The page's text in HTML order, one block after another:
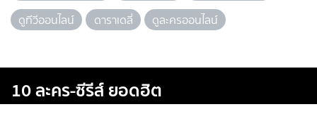
ดูทีวีออนไลน์
ดาราเดลี่ ดูละครออนไลน์
10 ละคร-ซีรีส์ ยอดฮิต